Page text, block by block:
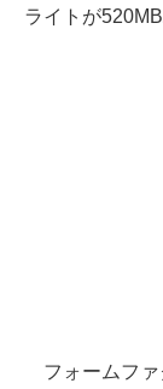
ライトが
フォームファ